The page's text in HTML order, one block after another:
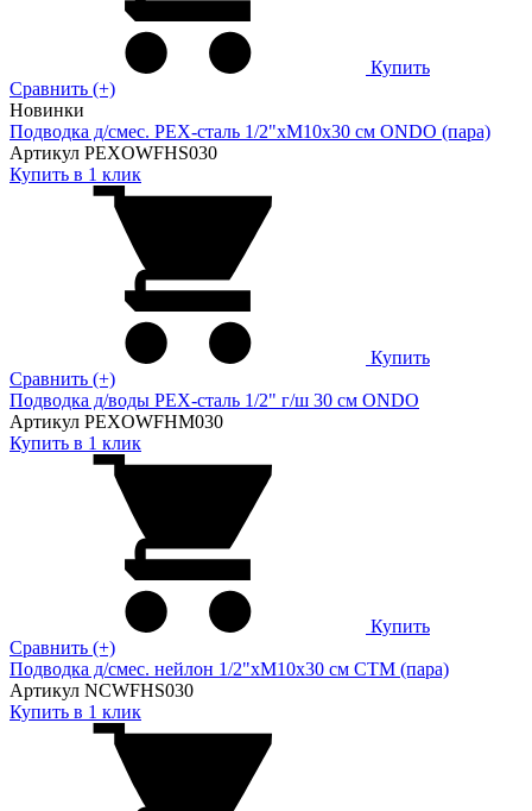
Купить
Сравнить (+)
Новинки
Подводка д/смес. PEX-сталь 1/2"xM10x30 см ONDO (пара)
Артикул PEXOWFHS030
Купить в 1 клик
Купить
Сравнить (+)
Подводка д/воды PEX-сталь 1/2" г/ш 30 cм ONDO
Артикул PEXOWFHM030
Купить в 1 клик
Купить
Сравнить (+)
Подводка д/смес. нейлон 1/2"xM10x30 см CTM (пара)
Артикул NCWFHS030
Купить в 1 клик